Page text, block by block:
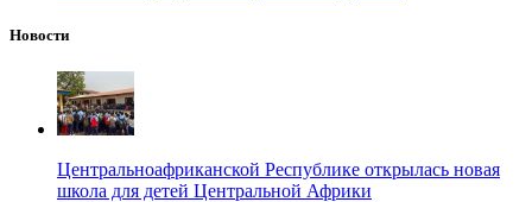
Новости
Центральноафриканской Республике открылась новая
школа для детей Центральной Африки